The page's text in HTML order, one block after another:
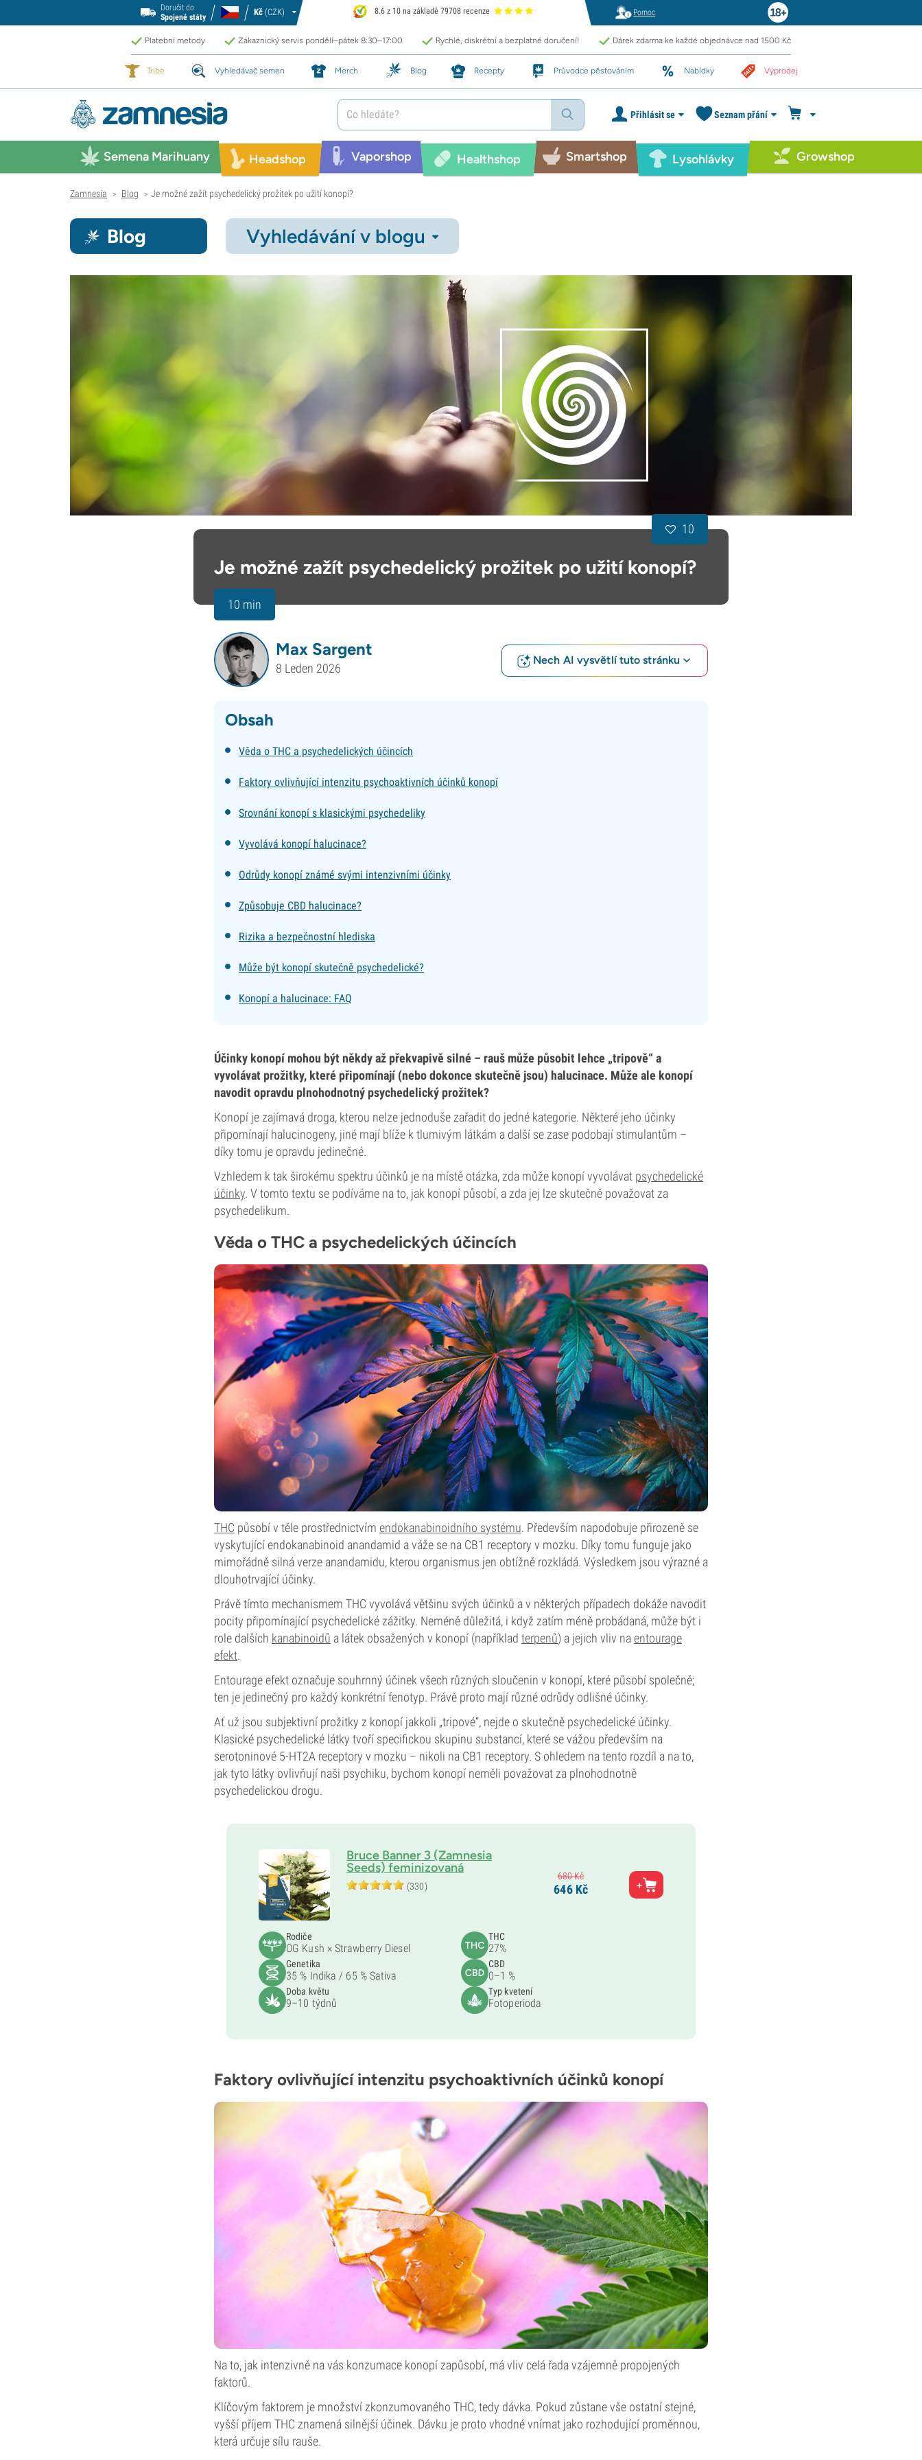
Doručit do
Spojené státy
Kč (CZK) 8.6 z 10 na základě 79708 recenze Pomoc
Platební metody Zákaznický servis pondělí–pátek 8:30–17:00 Rychlé, diskrétní a bezplatné doručení! Dárek zdarma ke každé objednávce nad 1500 Kč
Tribe Vyhledávač semen Merch Blog Recepty Průvodce pěstováním Nabídky Výprodej
Přihlásit se Seznam přání
Semena Marihuany Headshop Vaporshop Healthshop Smartshop Lysohlávky Growshop
Zamnesia > Blog > Je možné zažít psychedelický prožitek po užití konopí?
Blog Vyhledávání v blogu
Je možné zažít psychedelický prožitek po užití konopí?
10 min
10
Max Sargent
8 Leden 2026
Nech AI vysvětlí tuto stránku
Obsah
Věda o THC a psychedelických účincích
Faktory ovlivňující intenzitu psychoaktivních účinků konopí
Srovnání konopí s klasickými psychedeliky
Vyvolává konopí halucinace?
Odrůdy konopí známé svými intenzivními účinky
Způsobuje CBD halucinace?
Rizika a bezpečnostní hlediska
Může být konopí skutečně psychedelické?
Konopí a halucinace: FAQ
Účinky konopí mohou být někdy až překvapivě silné – rauš může působit lehce „tripově“ a
vyvolávat prožitky, které připomínají (nebo dokonce skutečně jsou) halucinace. Může ale konopí
navodit opravdu plnohodnotný psychedelický prožitek?
Konopí je zajímavá droga, kterou nelze jednoduše zařadit do jedné kategorie. Některé jeho účinky
připomínají halucinogeny, jiné mají blíže k tlumivým látkám a další se zase podobají stimulantům –
díky tomu je opravdu jedinečné.
Vzhledem k tak širokému spektru účinků je na místě otázka, zda může konopí vyvolávat psychedelické
účinky. V tomto textu se podíváme na to, jak konopí působí, a zda jej lze skutečně považovat za
psychedelikum.
Věda o THC a psychedelických účincích
THC působí v těle prostřednictvím endokanabinoidního systému. Především napodobuje přirozeně se
vyskytující endokanabinoid anandamid a váže se na CB1 receptory v mozku. Díky tomu funguje jako
mimořádně silná verze anandamidu, kterou organismus jen obtížně rozkládá. Výsledkem jsou výrazné a
dlouhotrvající účinky.
Právě tímto mechanismem THC vyvolává většinu svých účinků a v některých případech dokáže navodit
pocity připomínající psychedelické zážitky. Neméně důležitá, i když zatím méně probádaná, může být i
role dalších kanabinoidů a látek obsažených v konopí (například terpenů) a jejich vliv naentourage
efekt.
Entourage efekt označuje souhrnný účinek všech různých sloučenin v konopí, které působí společně;
ten je jedinečný pro každý konkrétní fenotyp. Právě proto mají různé odrůdy odlišné účinky.
Ať už jsou subjektivní prožitky z konopí jakkoli „tripové“, nejde o skutečně psychedelické účinky.
Klasické psychedelické látky tvoří specifickou skupinu substancí, které se vážou především na
serotoninové 5-HT2A receptory v mozku – nikoli na CB1 receptory. S ohledem na tento rozdíl a na to,
jak tyto látky ovlivňují naši psychiku, bychom konopí neměli považovat za plnohodnotně
psychedelickou drogu.
Bruce Banner 3 (Zamnesia
Seeds) feminizovaná
(330)
680Kč
646Kč
Rodiče
OG Kush × Strawberry Diesel
Genetika
35 % Indika / 65 % Sativa
Doba květu
9–10 týdnů
THC
27%
CBD
0–1 %
Typ kvetení
Fotoperioda
Faktory ovlivňující intenzitu psychoaktivních účinků konopí
Na to, jak intenzivně na vás konzumace konopí zapůsobí, má vliv celá řada vzájemně propojených
faktorů.
Klíčovým faktorem je množství zkonzumovaného THC, tedy dávka. Pokud zůstane vše ostatní stejné,
vyšší příjem THC znamená silnější účinek. Dávku je proto vhodné vnímat jako rozhodující proměnnou,
která určuje sílu rauše.